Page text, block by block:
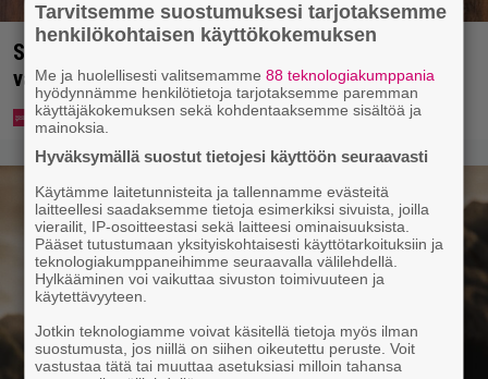
Syötkö perunoita näin? Tutkijat löysivät yhteyden
vakavaan kansansairauteen
Tarvitsemme suostumuksesi tarjotaksemme
henkilökohtaisen käyttökokemuksen
Me ja huolellisesti valitsemamme88 teknologiakumppania
hyödynnämme henkilötietoja tarjotaksemme paremman
käyttäjäkokemuksen sekä kohdentaaksemme sisältöä ja
mainoksia.
Hyväksymällä suostut tietojesi käyttöön seuraavasti
Käytämme laitetunnisteita ja tallennamme evästeitä
laitteellesi saadaksemme tietoja esimerkiksi sivuista, joilla
vierailit, IP-osoitteestasi sekä laitteesi ominaisuuksista.
Pääset tutustumaan yksityiskohtaisesti käyttötarkoituksiin ja
teknologiakumppaneihimme seuraavalla välilehdellä.
Hylkääminen voi vaikuttaa sivuston toimivuuteen ja
käytettävyyteen.
Jotkin teknologiamme voivat käsitellä tietoja myös ilman
suostumusta, jos niillä on siihen oikeutettu peruste. Voit
vastustaa tätä tai muuttaa asetuksiasi milloin tahansa